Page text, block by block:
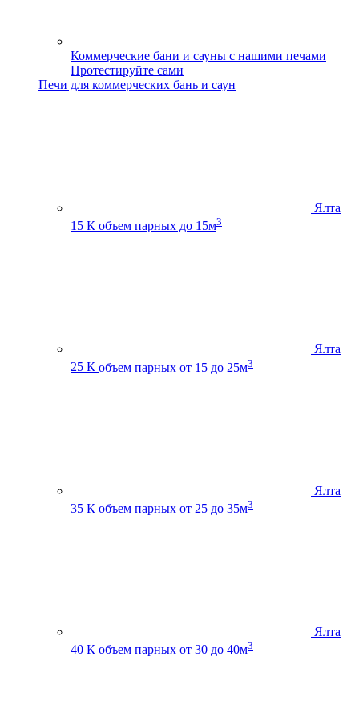
Коммерческие бани и сауны с нашими печами
Протестируйте сами
Печи для коммерческих бань и саун
Ялта
15 К объем парных до 15м3
Ялта
25 К объем парных от 15 до 25м3
Ялта
35 К объем парных от 25 до 35м3
Ялта
40 К объем парных от 30 до 40м3